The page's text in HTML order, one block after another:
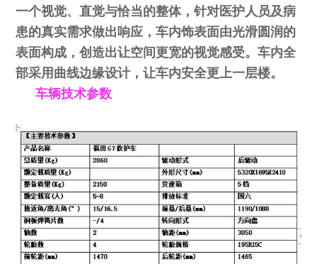
一个视觉、直觉与恰当的整体，针对医护人员及病
患的真实需求做出响应，车内饰表面由光滑圆润的
表面构成，创造出让空间更宽的视觉感受。车内全
部采用曲线边缘设计，让车内安全更上一层楼。
车辆技术参数